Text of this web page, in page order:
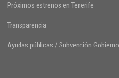
Próximos estrenos en Tenerife
Transparencia
Ayudas públicas / Subvención Gobierno